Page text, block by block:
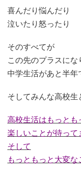
喜んだり悩んだり
泣いたり怒ったり
そのすべてが
この先のプラスにな
中学生活があと半年
そしてみんな高校生
高校生活は もっとも
楽しいことが待って
そして
もっともっと 大変な